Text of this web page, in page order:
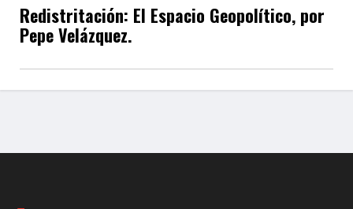
Redistritación: El Espacio Geopolítico, por
Pepe Velázquez.